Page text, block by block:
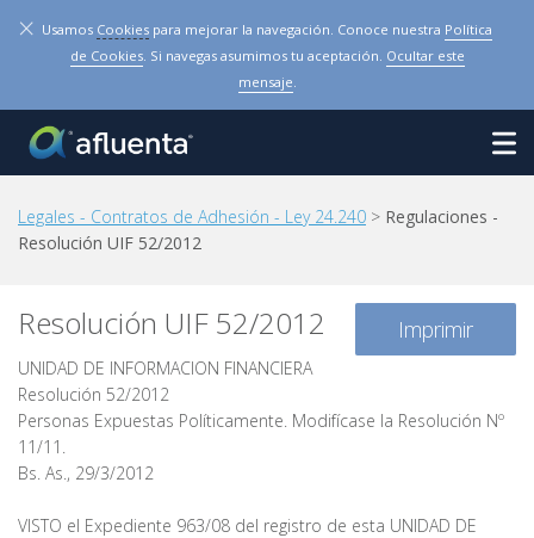
× Usamos Cookies para mejorar la navegación. Conoce nuestra Política
de Cookies. Si navegas asumimos tu aceptación. Ocultar este
mensaje.
Legales - Contratos de Adhesión - Ley 24.240 > Regulaciones -
Resolución UIF 52/2012
Imprimir
Resolución UIF 52/2012
UNIDAD DE INFORMACION FINANCIERA
Resolución 52/2012
Personas Expuestas Políticamente. Modifícase la Resolución Nº
11/11.
Bs. As., 29/3/2012
VISTO el Expediente 963/08 del registro de esta UNIDAD DE